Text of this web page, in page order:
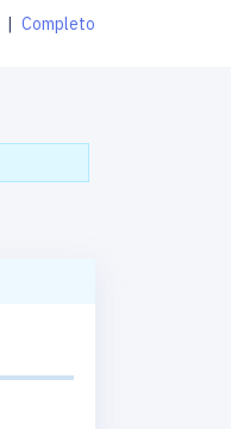
| Completo